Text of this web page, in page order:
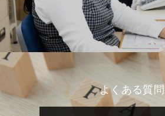
よくある質問